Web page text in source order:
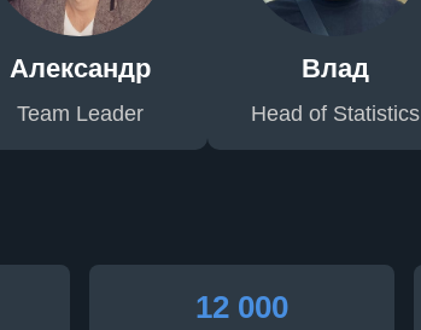
Александр
Team Leader
Влад
Head of Statistics
12 000